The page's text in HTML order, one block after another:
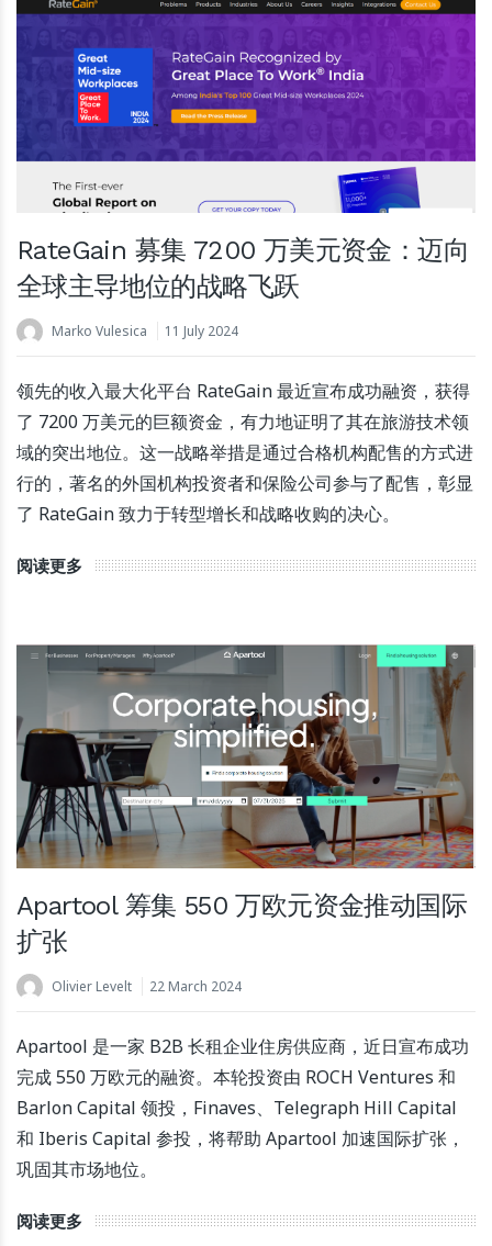
RateGain 募集 7200 万美元资金：迈向
全球主导地位的战略飞跃
Marko Vulesica 11 July 2024
领先的收入最大化平台 RateGain 最近宣布成功融资，获得
了 7200 万美元的巨额资金，有力地证明了其在旅游技术领
域的突出地位。这一战略举措是通过合格机构配售的方式进
行的，著名的外国机构投资者和保险公司参与了配售，彰显
了 RateGain 致力于转型增长和战略收购的决心。
阅读更多
Apartool 筹集 550 万欧元资金推动国际
扩张
Olivier Levelt 22 March 2024
Apartool 是一家 B2B 长租企业住房供应商，近日宣布成功
完成 550 万欧元的融资。本轮投资由 ROCH Ventures 和
Barlon Capital 领投，Finaves、Telegraph Hill Capital
和 Iberis Capital 参投，将帮助 Apartool 加速国际扩张，
巩固其市场地位。
阅读更多